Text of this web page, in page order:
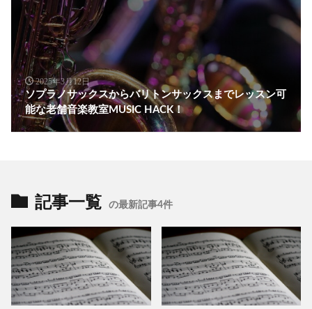
2025年3月12日
ソプラノサックスからバリトンサックスまでレッスン可
能な老舗音楽教室MUSIC HACK！
記事一覧 の最新記事4件